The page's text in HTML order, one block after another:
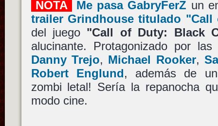
NOTA
Me pasa GabryFerZ un
trailer Grindhouse titulado "Call
del juego "Call of Duty: Black
alucinante. Protagonizado por
Danny Trejo, Michael Rooker,
Robert Englund, además de
zombi letal! Sería la repanocha
modo cine.